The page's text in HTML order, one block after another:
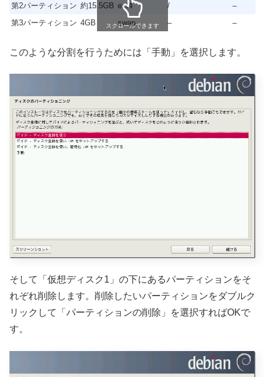
第2パーティション 約15.5GB ext4 /
–
第3パーティション 4GB swap – –
スクロールできます
このような分割を行うためには「手動」を選択します。
そして「仮想ディスク1」の下にあるパーティションをそ
れぞれ削除します。削除したいパーティションをダブルク
リックして「パーティションの削除」を選択すればOKで
す。